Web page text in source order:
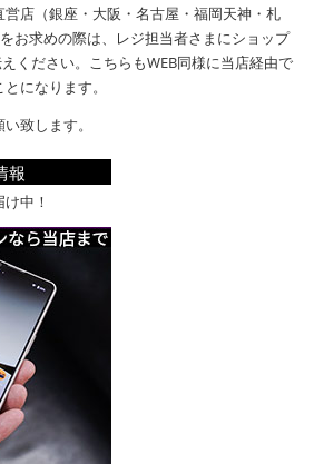
店（銀座・大阪・名古屋・福岡天神・札
お求めの際は、レジ担当者さまにショップ
ください。こちらもWEB同様に当店経由で
になります。
致します。
報
中！